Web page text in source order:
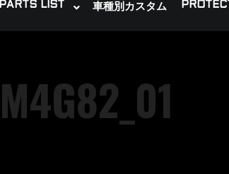
PARTS LIST 車種別カスタム
M4G82_01